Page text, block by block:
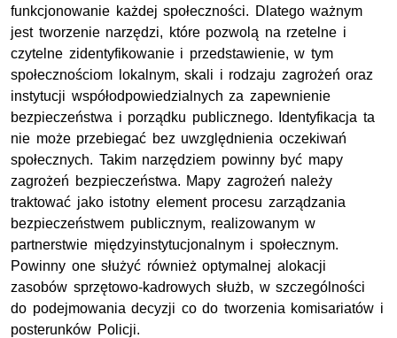
funkcjonowanie każdej społeczności. Dlatego ważnym
jest tworzenie narzędzi, które pozwolą na rzetelne i
czytelne zidentyfikowanie i przedstawienie, w tym
społecznościom lokalnym, skali i rodzaju zagrożeń oraz
instytucji współodpowiedzialnych za zapewnienie
bezpieczeństwa i porządku publicznego. Identyfikacja ta
nie może przebiegać bez uwzględnienia oczekiwań
społecznych. Takim narzędziem powinny być mapy
zagrożeń bezpieczeństwa. Mapy zagrożeń należy
traktować jako istotny element procesu zarządzania
bezpieczeństwem publicznym, realizowanym w
partnerstwie międzyinstytucjonalnym i społecznym.
Powinny one służyć również optymalnej alokacji
zasobów sprzętowo-kadrowych służb, w szczególności
do podejmowania decyzji co do tworzenia komisariatów i
posterunków Policji.